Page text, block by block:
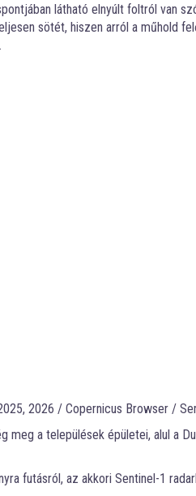
látható elnyúlt foltról van
sötét, hiszen arról a műhold
2026 / Copernicus Browser /
a települések épületei, alul a
futásról, az akkori Sentinel-1